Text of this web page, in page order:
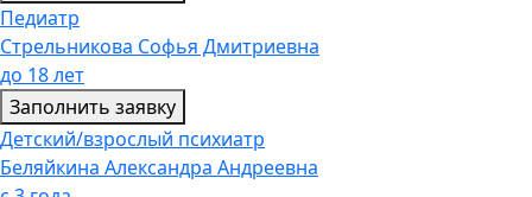
Педиатр
Стрельникова Софья Дмитриевна
до 18 лет
Заполнить заявку
Детский/взрослый психиатр
Беляйкина Александра Андреевна